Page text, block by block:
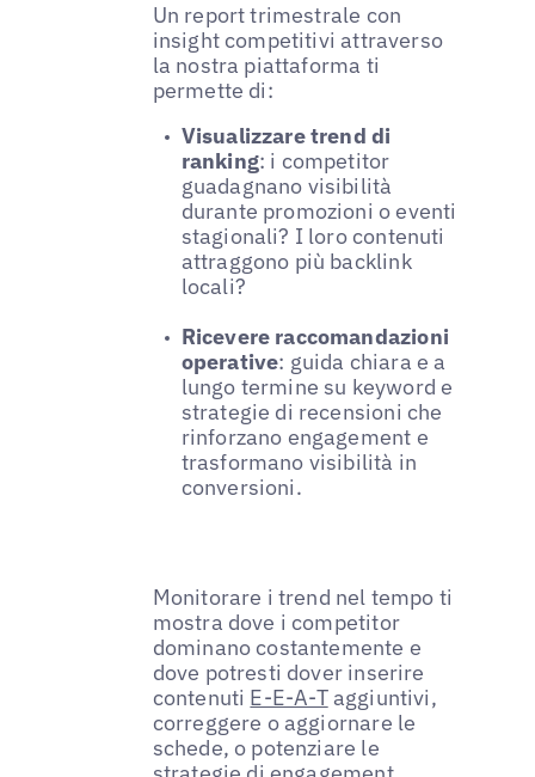
Un report trimestrale con
insight competitivi attraverso
la nostra piattaforma ti
permette di:
Visualizzare trend di
ranking: i competitor
guadagnano visibilità
durante promozioni o eventi
stagionali? I loro contenuti
attraggono più backlink
locali?
Ricevere raccomandazioni
operative: guida chiara e a
lungo termine su keyword e
strategie di recensioni che
rinforzano engagement e
trasformano visibilità in
conversioni.
Monitorare i trend nel tempo ti
mostra dove i competitor
dominano costantemente e
dove potresti dover inserire
contenuti E-E-A-Taggiuntivi,
correggere o aggiornare le
schede, o potenziare le